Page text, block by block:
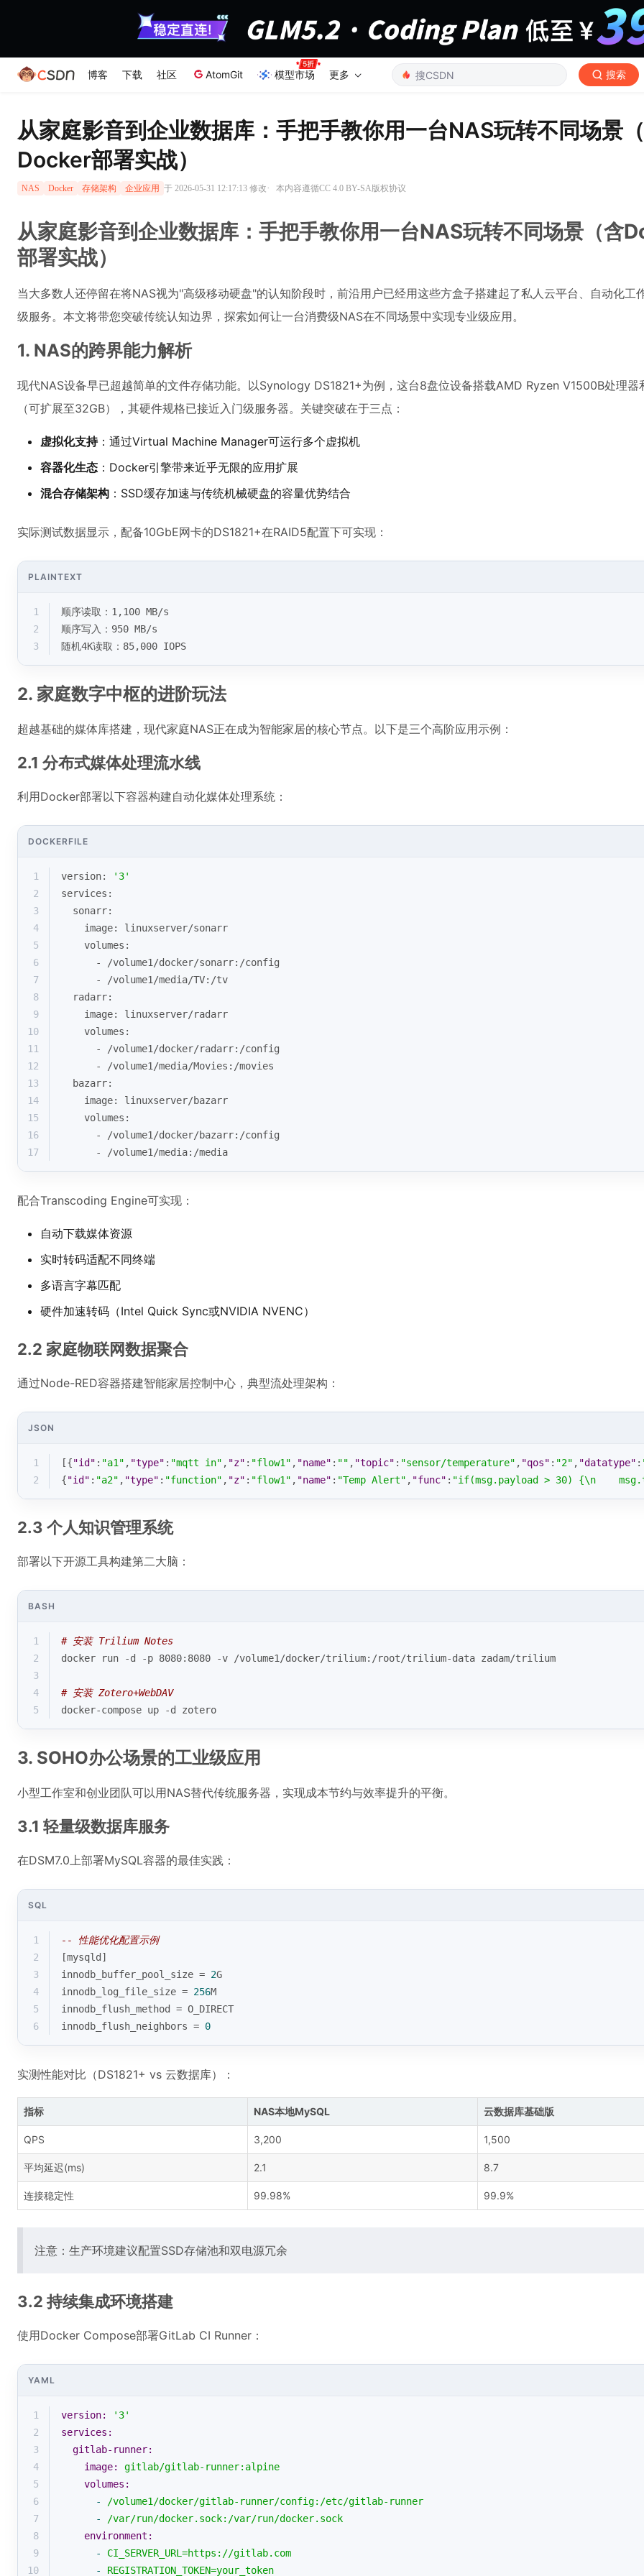
博客 下载 社区 AtomGit 模型市场 更多 搜索
从家庭影音到企业数据库：手把手教你用一台NAS玩转不同场景
Docker部署实战）
NAS Docker 存储架构 企业应用 于 2026-05-31 12:17:13 修改· 本内容遵循CC 4.0 BY-SA版权协议
从家庭影音到企业数据库：手把手教你用一台NAS玩转不同场景（含
部署实战）
当大多数人还停留在将NAS视为"高级移动硬盘"的认知阶段时，前沿用户已经用这些方盒子搭建起了私人云平台、自动化工
级服务。本文将带您突破传统认知边界，探索如何让一台消费级NAS在不同场景中实现专业级应用。
1. NAS的跨界能力解析
现代NAS设备早已超越简单的文件存储功能。以Synology DS1821+为例，这台8盘位设备搭载AMD Ryzen V1500B处理器
（可扩展至32GB），其硬件规格已接近入门级服务器。关键突破在于三点：
虚拟化支持：通过Virtual Machine Manager可运行多个虚拟机
容器化生态 ：Docker引擎带来近乎无限的应用扩展
混合存储架构 ：SSD缓存加速与传统机械硬盘的容量优势结合
实际测试数据显示，配备10GbE网卡的DS1821+在RAID5配置下可实现：
PLAINTEXT
1
顺序读取：1,100 MB/s
2
顺序写入：950 MB/s
3
随机4K读取：85,000 IOPS
2. 家庭数字中枢的进阶玩法
超越基础的媒体库搭建，现代家庭NAS正在成为智能家居的核心节点。以下是三个高阶应用示例：
2.1 分布式媒体处理流水线
利用Docker部署以下容器构建自动化媒体处理系统：
DOCKERFILE
1 version:
'3'
2
services:
3
  sonarr:
4
    image: linuxserver/sonarr
5
    volumes:
6
      - /volume1/docker/sonarr:/config
7
      - /volume1/media/TV:/tv
8
  radarr:
9
    image: linuxserver/radarr
10
    volumes:
11
      - /volume1/docker/radarr:/config
12
      - /volume1/media/Movies:/movies
13
  bazarr:
14
    image: linuxserver/bazarr
15
    volumes:
16
      - /volume1/docker/bazarr:/config
17
      - /volume1/media:/media
配合Transcoding Engine可实现：
自动下载媒体资源
实时转码适配不同终端
多语言字幕匹配
硬件加速转码（Intel Quick Sync或NVIDIA NVENC）
2.2 家庭物联网数据聚合
通过Node-RED容器搭建智能家居控制中心，典型流处理架构：
JSON
1 [{"id" : "a1" , "type" : "mqtt in" , "z" : "flow1" , "name" : "" , "topic" : "sensor/temperature" , "qos" : "2" , "datatype" :
2
{"id" : "a2" , "type" : "function" , "z" : "flow1" , "name" : "Temp Alert" , "func" : "if(msg.payload > 30) {\n
2.3 个人知识管理系统
部署以下开源工具构建第二大脑：
BASH
1
# 安装 Trilium Notes
2
docker run -d -p 8080:8080 -v /volume1/docker/trilium:/root/trilium-data zadam/trilium
3
4
# 安装 Zotero+WebDAV
5
docker-compose up -d zotero
3. SOHO办公场景的工业级应用
小型工作室和创业团队可以用NAS替代传统服务器，实现成本节约与效率提升的平衡。
3.1 轻量级数据库服务
在DSM7.0上部署MySQL容器的最佳实践：
SQL
1
-- 性能优化配置示例
2
[mysqld]
3
innodb_buffer_pool_size = 2G
4
innodb_log_file_size = 256M
5
innodb_flush_method = O_DIRECT
6
innodb_flush_neighbors = 0
实测性能对比（DS1821+ vs 云数据库）：
指标 NAS本地MySQL 云数据库基础版
QPS 3,200 1,500
平均延迟(ms) 2.1 8.7
连接稳定性 99.98% 99.9%
注意：生产环境建议配置SSD存储池和双电源冗余
3.2 持续集成环境搭建
使用Docker Compose部署GitLab CI Runner：
YAML
1 version:
'3'
2
services:
3
gitlab-runner:
4
image:
gitlab/gitlab-runner:alpine
5
volumes:
6
-
/volume1/docker/gitlab-runner/config:/etc/gitlab-runner
7
-
/var/run/docker.sock:/var/run/docker.sock
8
environment:
9
-
CI_SERVER_URL=https://gitlab.com
10
- REGISTRATION_TOKEN=your_token